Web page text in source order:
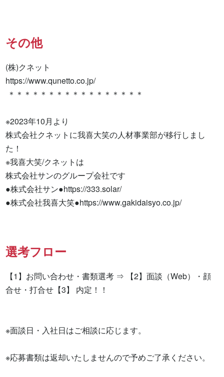
その他
(株)クネット
https://www.qunetto.co.jp/
※2023年10月より
株式会社クネットに我喜大笑の人材事業部が移行しまし
た！
※我喜大笑/クネットは
株式会社サンのグループ会社です
●株式会社サン●https://333.solar/
●株式会社我喜大笑●https://www.gakidaisyo.co.jp/
選考フロー
【1】お問い合わせ・書類選考 ⇒ 【2】面談（Web）・顔
合せ・打合せ【3】 内定！！
※面談日・入社日はご相談に応じます。
※応募書類は返却いたしませんので予めご了承ください。